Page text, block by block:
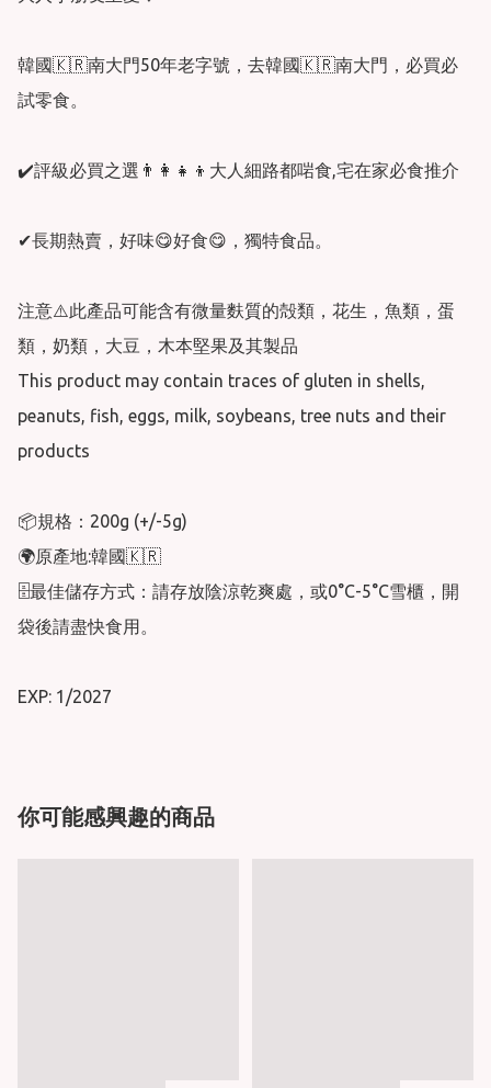
韓國🇰🇷南大門50年老字號，去韓國🇰🇷南大門，必買必
試零食。
✔️評級必買之選👨‍👩‍👧‍👦大人細路都啱食,宅在家必食推介
✔長期熱賣，好味😋好食😋，獨特食品。
注意⚠️此產品可能含有微量麩質的殻類，花生，魚類，蛋
類，奶類，大豆，木本堅果及其製品
This product may contain traces of gluten in shells,
peanuts, fish, eggs, milk, soybeans, tree nuts and their
products
📦規格：200g (+/-5g)
🌍原產地:韓國🇰🇷
🗄最佳儲存方式：請存放陰涼乾爽處，或0°C-5°C雪櫃，開
袋後請盡快食用。
EXP: 1/2027
你可能感興趣的商品